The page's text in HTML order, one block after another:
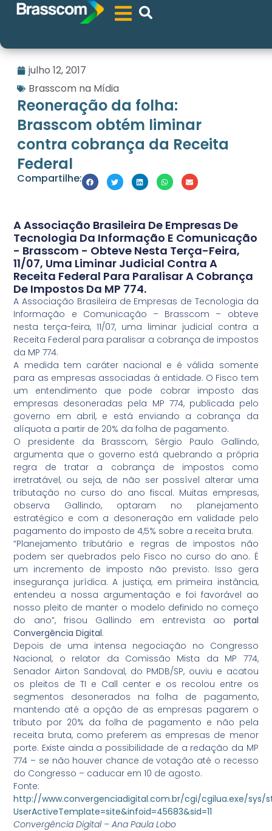
julho 12, 2017
Brasscom na Mídia
Reoneração da folha:
Brasscom obtém liminar
contra cobrança da Receita
Federal
Compartilhe:
A Associação Brasileira De Empresas De
Tecnologia Da Informação E Comunicação
- Brasscom - Obteve Nesta Terça-Feira,
11/07, Uma Liminar Judicial Contra A
Receita Federal Para Paralisar A Cobrança
De Impostos Da MP 774.
A Associação Brasileira de Empresas de Tecnologia da
Informação e Comunicação – Brasscom – obteve
nesta terça-feira, 11/07, uma liminar judicial contra a
Receita Federal para paralisar a cobrança de impostos
da MP 774.
A medida tem caráter nacional e é válida somente
para as empresas associadas à entidade. O Fisco tem
um entendimento que pode cobrar imposto das
empresas desoneradas pela MP 774, publicada pelo
governo em abril, e está enviando a cobrança da
alíquota a partir de 20% da folha de pagamento.
O presidente da Brasscom, Sérgio Paulo Gallindo,
argumenta que o governo está quebrando a própria
regra de tratar a cobrança de impostos como
irretratável, ou seja, de não ser possível alterar uma
tributação no curso do ano fiscal. Muitas empresas,
observa Gallindo, optaram no planejamento
estratégico e com a desoneração em validade pelo
pagamento do imposto de 4,5% sobre a receita bruta.
“Planejamento tributário e regras de impostos não
podem ser quebrados pelo Fisco no curso do ano. É
um incremento de imposto não previsto. Isso gera
insegurança jurídica. A justiça, em primeira instância,
entendeu a nossa argumentação e foi favorável ao
nosso pleito de manter o modelo definido no começo
do ano”, frisou Gallindo em entrevista ao portal
Convergência Digital.
Depois de uma intensa negociação no Congresso
Nacional, o relator da Comissão Mista da MP 774,
Senador Airton Sandoval, do PMDB/SP, ouviu e acatou
os pleitos de TI e Call center e os recolou entre os
segmentos desonerados na folha de pagamento,
mantendo até a opção de as empresas pagarem o
tributo por 20% da folha de pagamento e não pela
receita bruta, como preferem as empresas de menor
porte. Existe ainda a possibilidade de a redação da MP
774 – se não houver chance de votação até o recesso
do Congresso – caducar em 10 de agosto.
Fonte:
http://www.convergenciadigital.com.br/cgi/cgilua.exe/sys/
UserActiveTemplate=site&infoid=45683&sid=11
Convergência Digital – Ana Paula Lobo